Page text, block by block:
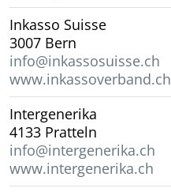
Inkasso Suisse
3007 Bern
info@inkassosuisse.ch
www.inkassoverband.ch
Intergenerika
4133 Pratteln
info@intergenerika.ch
www.intergenerika.ch